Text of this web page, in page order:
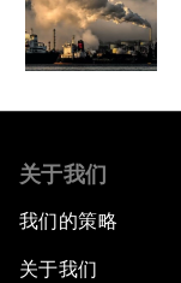
关于我们
我们的策略
关于我们